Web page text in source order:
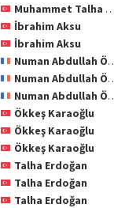
Muhammet Talha Çat
İbrahim Aksu
İbrahim Aksu
Numan Abdullah Özçakal
Numan Abdullah Özçakal
Numan Abdullah Özçakal
Ökkeş Karaoğlu
Ökkeş Karaoğlu
Ökkeş Karaoğlu
Talha Erdoğan
Talha Erdoğan
Talha Erdoğan